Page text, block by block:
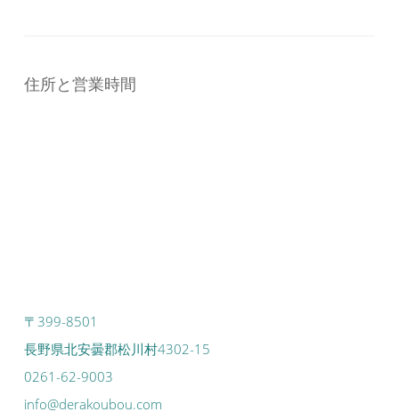
住所と営業時間
〒399-8501
長野県北安曇郡松川村4302-15
0261-62-9003
info@derakoubou.com